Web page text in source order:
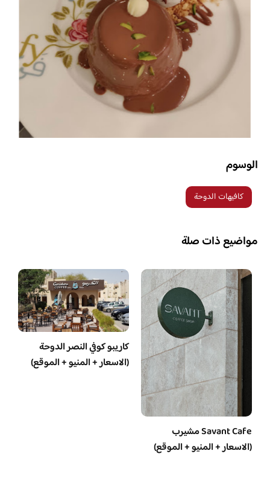
الوسوم
كافيهات الدوحة
مواضيع ذات صلة
Savant Cafe مشيرب
(الاسعار + المنيو + الموقع)
كاريبو كوفي النصر الدوحة
(الاسعار + المنيو + الموقع)